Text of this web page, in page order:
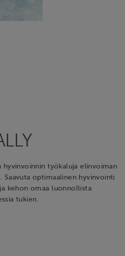
hyvinvoinnin työkaluja elinvoiman
Saavuta optimaalinen hyvinvointi
kehon omaa luonnollista
tukien.